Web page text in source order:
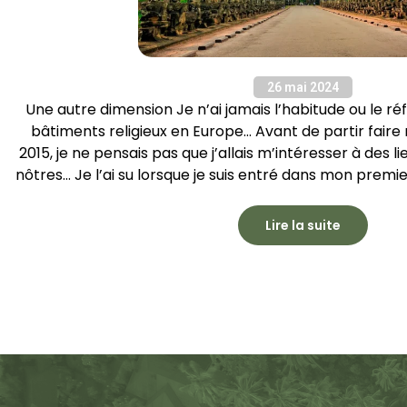
26 mai 2024
Une autre dimension Je n’ai jamais l’habitude ou le
bâtiments religieux en Europe… Avant de partir
2015, je ne pensais pas que j’allais m’intéresser à des
nôtres… Je l’ai su lorsque je suis entré dans mon
Lire la suite